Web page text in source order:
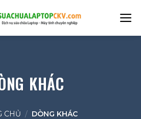
KHÁC
CHỦ / DÒNG KHÁC